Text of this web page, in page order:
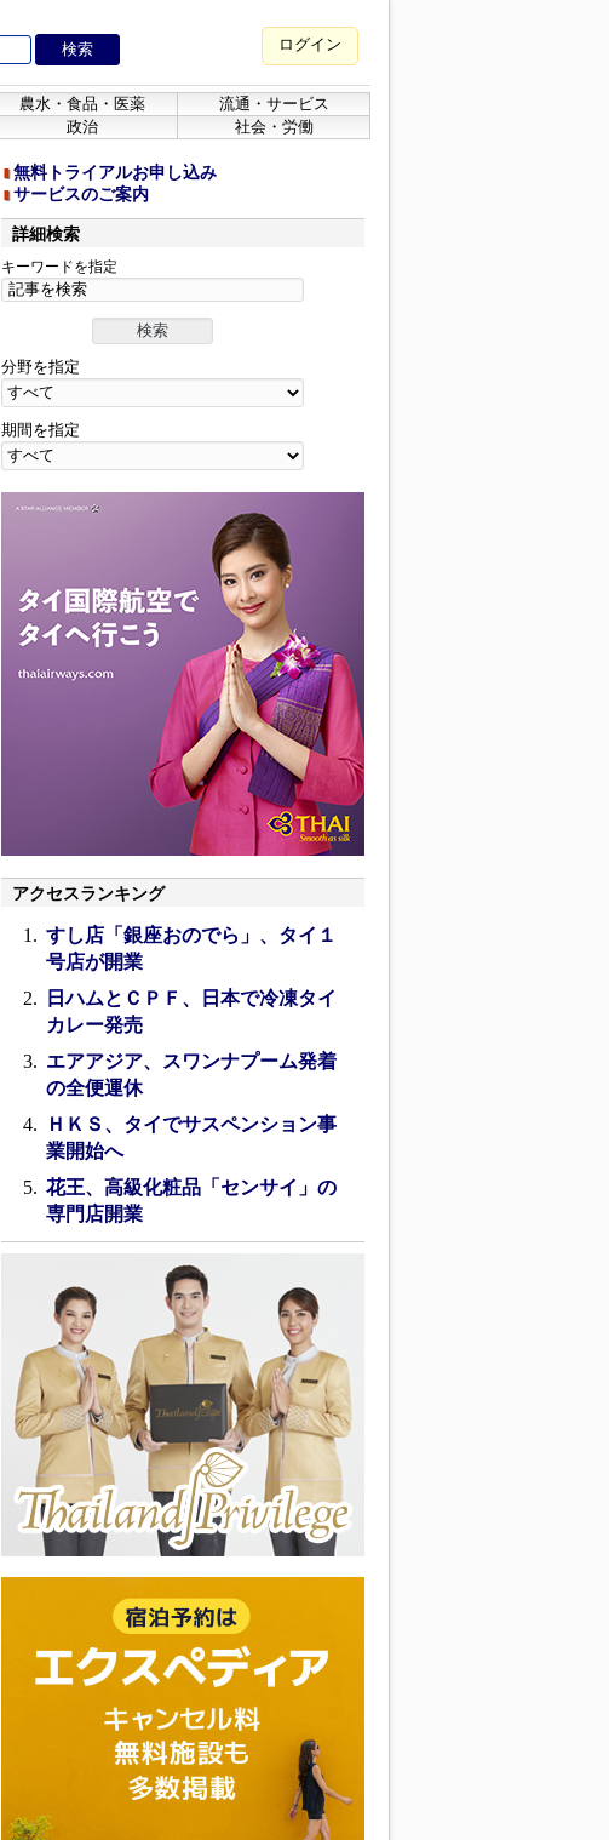
ログイン
農水・食品・医薬
流通・サービス
政治 社会・労働
無料トライアルお申し込み
サービスのご案内
詳細検索
キーワードを指定
分野を指定
期間を指定
アクセスランキング
すし店「銀座おのでら」、タイ１
号店が開業
日ハムとＣＰＦ、日本で冷凍タイ
カレー発売
エアアジア、スワンナプーム発着
の全便運休
ＨＫＳ、タイでサスペンション事
業開始へ
花王、高級化粧品「センサイ」の
専門店開業